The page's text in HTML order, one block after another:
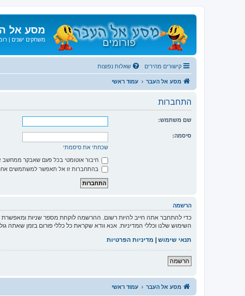
מסע אל
משחקים ישנים |
קישורים מהירים שאלות נפוצות
מסע אל העבר עמוד ראשי
התחברות
שם משתמש:
סיסמה:
שכחתי את סיסמתי
חיבור אוטומטי בכל פעם שאבקר ממחשב
בהתחברות זו אל תאפשר למשתמשים
הרשמה
כדי להתחבר אתה חייב להיות רשום. ההרשמה לוקחת מספר שניות
השימוש שלנו וכללי המדיניות. אנא וודא שקראת כל כללי פורום בזמן שאתה
תנאי שימוש | מדיניות הפרטיות
הרשמה
מסע אל העבר עמוד ראשי